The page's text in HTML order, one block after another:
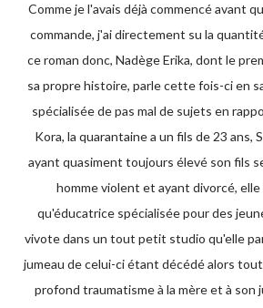
Comme je l'avais déjà commencé avant
commande, j'ai directement su la
ce roman donc, Nadège Erika, dont le
sa propre histoire, parle cette fois-ci en
spécialisée de pas mal de sujets en
Kora, la quarantaine a un fils de 23 ans,
ayant quasiment toujours élevé son fils
homme violent et ayant divorcé,
qu'éducatrice spécialisée pour des
vivote dans un tout petit studio qu'elle
jumeau de celui-ci étant décédé alors
profond traumatisme à la mère et à son